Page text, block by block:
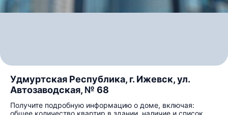
Удмуртская Республика, г. Ижевск, ул.
Автозаводская, № 68
Получите подробную информацию о доме, включая:
общее количество квартир в здании, наличие и список